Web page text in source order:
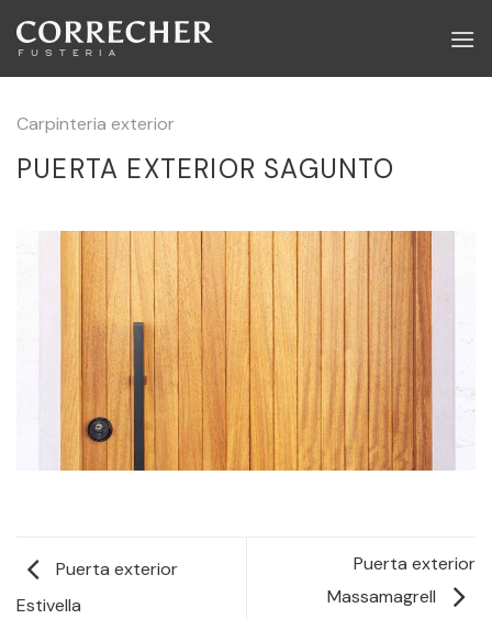
to
Carpinteria exterior
PUERTA EXTERIOR SAGUNTO
Puerta exterior
Estivella
Puerta exterior
Massamagrell